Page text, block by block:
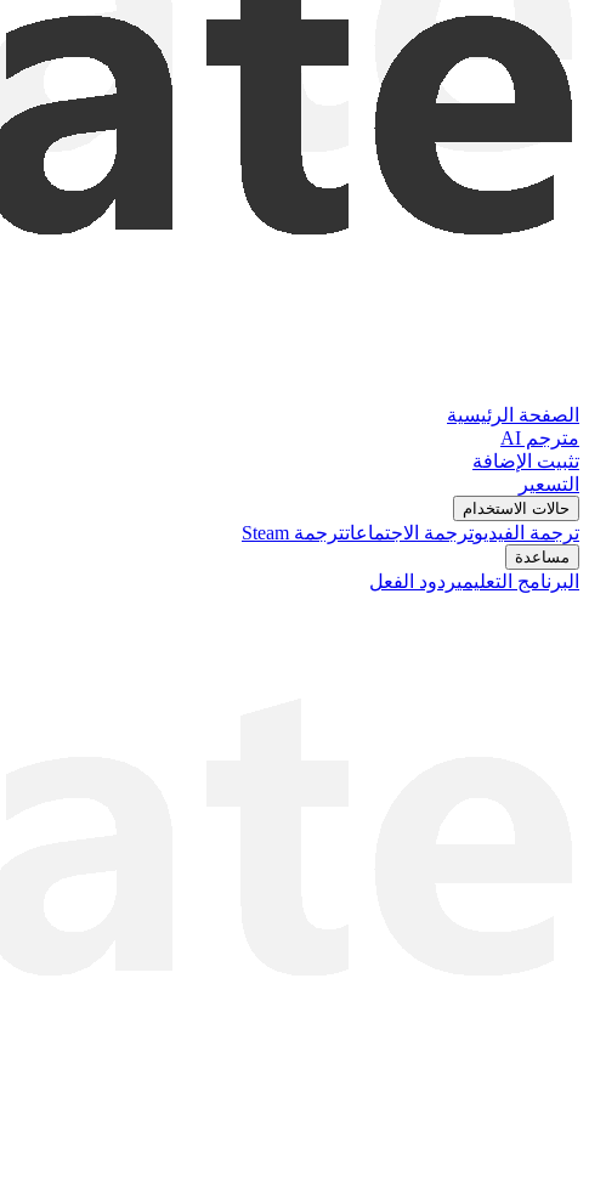
الصفحة الرئيسية
مترجم AI
تثبيت الإضافة
التسعير
حالات الاستخدام
ترجمة الفيديوترجمة الاجتماعاتترجمة Steam
مساعدة
البرنامج التعليميردود الفعل